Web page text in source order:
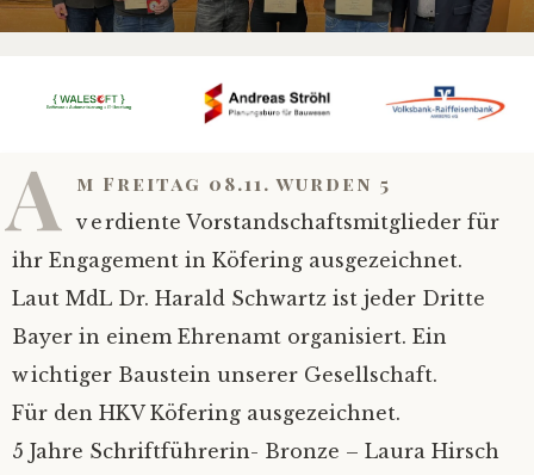
Kirwaleit
Über uns
Service
Impressum
Mietinventar
Kontakt
Bilder
2026
2025
A m Freitag 08.11. wurden 5
verdiente Vorstandschaftsmitglieder für
ihr Engagement in Köfering ausgezeichnet.
Laut MdL Dr. Harald Schwartz ist jeder Dritte
Bayer in einem Ehrenamt organisiert. Ein
wichtiger Baustein unserer Gesellschaft.
Für den HKV Köfering ausgezeichnet.
5 Jahre Schriftführerin- Bronze – Laura Hirsch